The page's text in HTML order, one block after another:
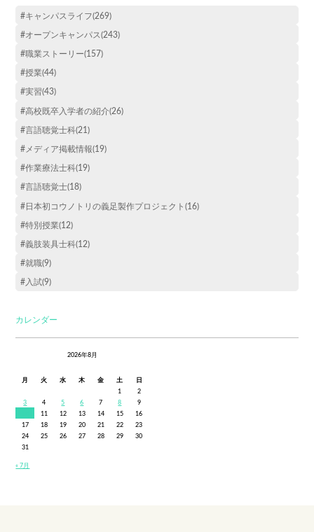
#キャンパスライフ(269)
#オープンキャンパス(243)
#職業ストーリー(157)
#授業(44)
#実習(43)
#高校既卒入学者の紹介(26)
#言語聴覚士科(21)
#メディア掲載情報(19)
#作業療法士科(19)
#言語聴覚士(18)
#日本初コウノトリの義足製作プロジェクト(16)
#特別授業(12)
#義肢装具士科(12)
#就職(9)
#入試(9)
カレンダー
2026年8月
月 火 水 木 金 土
日
1
2
3
4 5 6 7 8
9
11 12 13 14 15
16
17
18 19 20 21 22
23
24
25 26 27 28 29
30
31
« 7月